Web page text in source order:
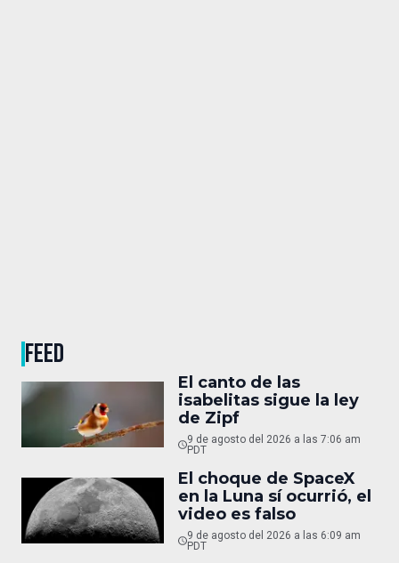
FEED
El canto de las
isabelitas sigue la ley
de Zipf
9 de agosto del 2026 a las 7:06 am
PDT
El choque de SpaceX
en la Luna sí ocurrió, el
video es falso
9 de agosto del 2026 a las 6:09 am
PDT